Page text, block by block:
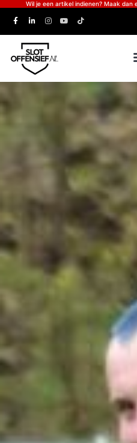
Wil je een artikel indienen? Maak